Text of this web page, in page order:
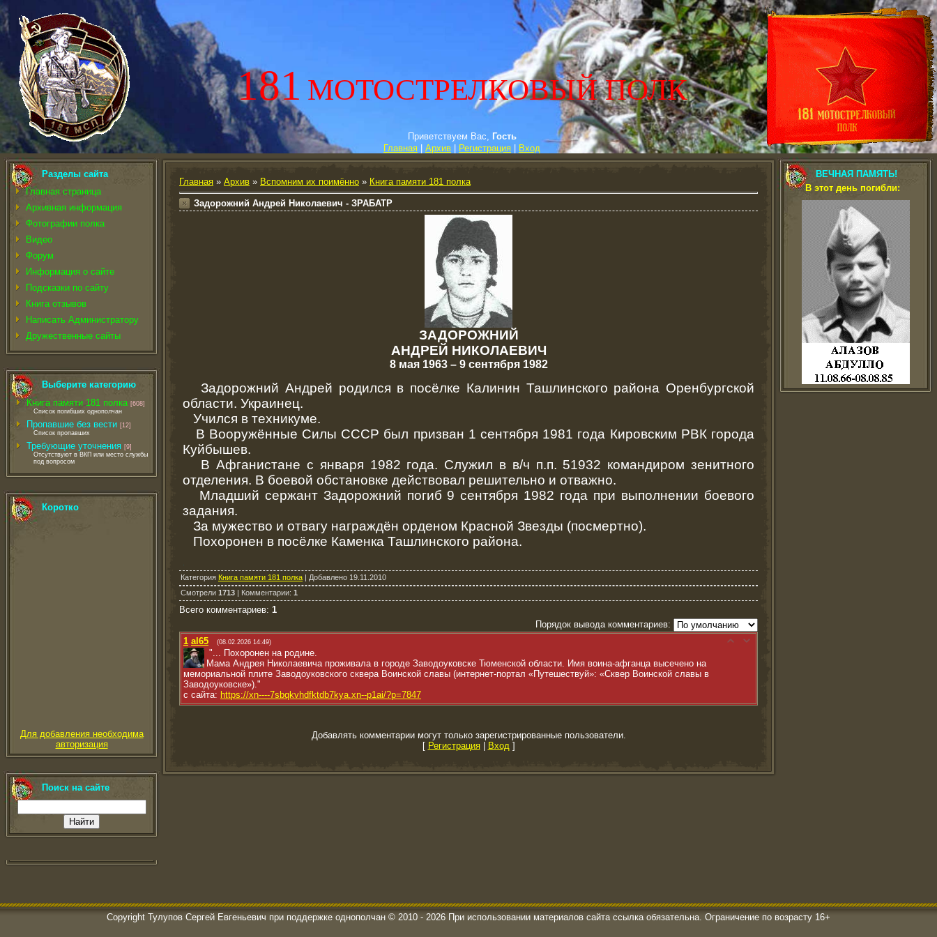
181 МОТОСТРЕЛКОВЫЙ ПОЛК
Приветствуем Вас, Гость
Главная
Архив Регистрация Вход
Разделы сайта
Главная страница
Архивная информация
Фотографии полка
Видео
Форум
Информация о сайте
Подсказки по сайту
Книга отзывов
Написать Администратору
Дружественные сайты
Выберите категорию
Книга памяти 181 полка [608]
Список погибших однополчан
Пропавшие без вести [12]
Список пропавших
Требующие уточнения [9]
Отсутствуют в ВКП или место службы
под вопросом
Коротко
Для добавления необходима
авторизация
Поиск на сайте
Главная » Архив » Вспомним их поимённо » Книга памяти 181 полка
Задорожний Андрей Николаевич - ЗРАБАТР
ЗАДОРОЖНИЙ
АНДРЕЙ НИКОЛАЕВИЧ
8 мая 1963 – 9 сентября 1982
Задорожний Андрей родился в посёлке Калинин Ташлинского района Оренбургской
области. Украинец.
Учился в техникуме.
В Вооружённые Силы СССР был призван 1 сентября 1981 года Кировским РВК города
Куйбышев.
В Афганистане с января 1982 года. Служил в в/ч п.п. 51932 командиром зенитного
отделения. В боевой обстановке действовал решительно и отважно.
Младший сержант Задорожний погиб 9 сентября 1982 года при выполнении боевого
задания.
За мужество и отвагу награждён орденом Красной Звезды (посмертно).
Похоронен в посёлке Каменка Ташлинского района.
Категория Книга памяти 181 полка Добавлено 19.11.2010
Смотрели 1713 Комментарии: 1
Всего комментариев: 1
Порядок вывода комментариев:
1 al65 (08.02.2026 14:49)
"... Похоронен на родине.
Мама Андрея Николаевича проживала в городе Заводоуковске Тюменской области. Имя воина-афганца высечено на
мемориальной плите Заводоуковского сквера Воинской славы (интернет-портал «Путешествуй»: «Сквер Воинской славы в
Заводоуковске»)."
с сайта: https://xn----7sbqkvhdfktdb7kya.xn--p1ai/?p=7847
Добавлять комментарии могут только зарегистрированные пользователи.
[ Регистрация| Вход]
ВЕЧНАЯ ПАМЯТЬ!
В этот день погибли:
Copyright Тулупов Сергей Евгеньевич при поддержке однополчан © 2010 - 2026 При использовании материалов сайта ссылка обязательна. Ограничение по возрасту 16+